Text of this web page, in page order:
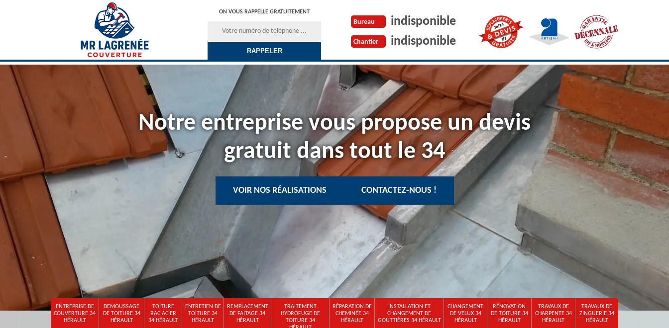
ON VOUS RAPPELLE GRATUITEMENT
Bureau indisponible
Chantier indisponible
Notre entreprise vous propose un devis
gratuit dans tout le 34
VOIR NOS RÉALISATIONS CONTACTEZ-NOUS !
ENTREPRISE DE
COUVERTURE 34
HÉRAULT
DEMOUSSAGE
DE TOITURE 34
HÉRAULT
TOITURE
BAC ACIER
34 HÉRAULT
ENTRETIEN DE
TOITURE 34
HÉRAULT
REMPLACEMENT
DE FAITAGE 34
HÉRAULT
TRAITEMENT
HYDROFUGE DE
TOITURE 34
RÉPARATION DE
CHEMINÉE 34
HÉRAULT
INSTALLATION ET
CHANGEMENT DE
GOUTTIÈRES 34 HÉRAULT
CHANGEMENT
DE VELUX 34
HÉRAULT
RÉNOVATION
DE TOITURE 34
HÉRAULT
TRAVAUX DE
CHARPENTE 34
HÉRAULT
TRAVAUX DE
ZINGUERIE 34
HÉRAULT